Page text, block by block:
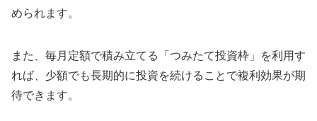
められます。
また、毎月定額で積み立てる「つみたて投資枠」を利用す
れば、少額でも長期的に投資を続けることで複利効果が期
待できます。